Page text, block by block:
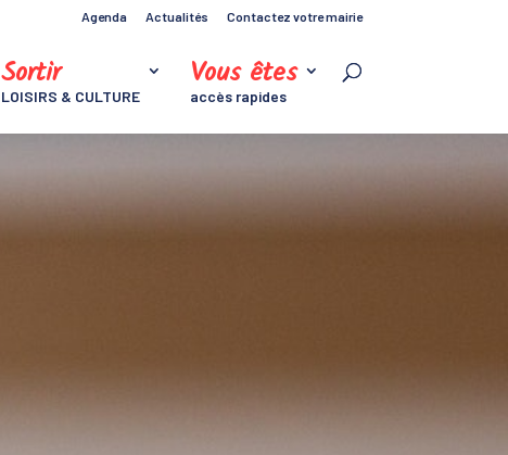
Agenda Actualités Contactez votre mairie
Sortir
LOISIRS & CULTURE
Vous êtes
accès rapides